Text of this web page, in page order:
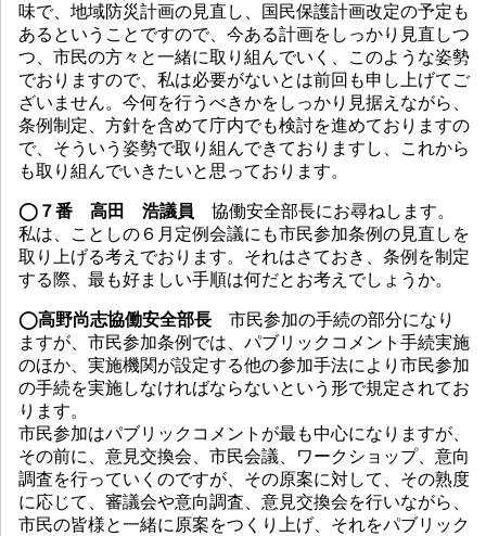
味で、地域防災計画の見直し、国民保護計画改定の予定も
あるということですので、今ある計画をしっかり見直しつ
つ、市民の方々と一緒に取り組んでいく、このような姿勢
でおりますので、私は必要がないとは前回も申し上げてご
ざいません。今何を行うべきかをしっかり見据えながら、
条例制定、方針を含めて庁内でも検討を進めておりますの
で、そういう姿勢で取り組んできておりますし、これから
も取り組んでいきたいと思っております。
◯７番 高田 浩議員 協働安全部長にお尋ねします。
私は、ことしの６月定例会議にも市民参加条例の見直しを
取り上げる考えでおります。それはさておき、条例を制定
する際、最も好ましい手順は何だとお考えでしょうか。
◯高野尚志協働安全部長 市民参加の手続の部分になり
ますが、市民参加条例では、パブリックコメント手続実施
のほか、実施機関が設定する他の参加手法により市民参加
の手続を実施しなければならないという形で規定されてお
ります。
市民参加はパブリックコメントが最も中心になりますが、
その前に、意見交換会、市民会議、ワークショップ、意向
調査を行っていくのですが、その原案に対して、その熟度
に応じて、審議会や意向調査、意見交換会を行いながら、
市民の皆様と一緒に原案をつくり上げ、それをパブリック